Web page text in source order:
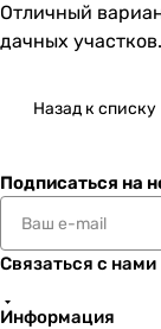
Отличный
дачных участков.
Назад к списку
Подписаться на
Связаться с нами
Информация